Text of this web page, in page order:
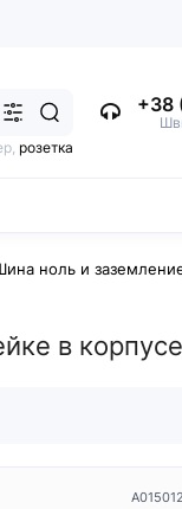
розетка
+38
ноль и
в корпусе